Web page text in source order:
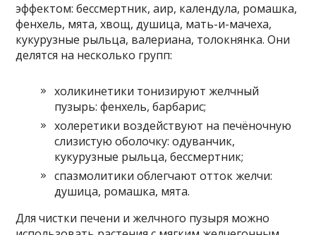
эффектом: бессмертник, аир, календула, ромашка,
фенхель, мята, хвощ, душица, мать-и-мачеха,
кукурузные рыльца, валериана, толокнянка. Они
делятся на несколько групп:
холикинетики тонизируют желчный
пузырь: фенхель, барбарис;
холеретики воздействуют на печёночную
слизистую оболочку: одуванчик,
кукурузные рыльца, бессмертник;
спазмолитики облегчают отток желчи:
душица, ромашка, мята.
Для чистки печени и желчного пузыря можно